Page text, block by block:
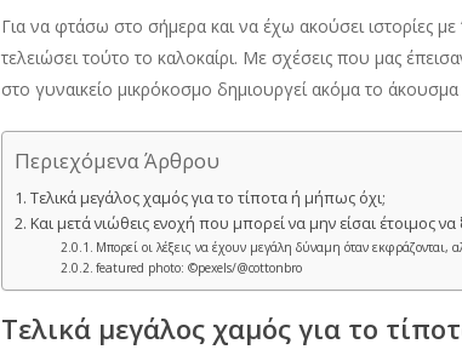
Για να φτάσω στο σήμερα και να έχω ακούσει ιστορίες
τελειώσει τούτο το καλοκαίρι. Με σχέσεις που μας
στο γυναικείο μικρόκοσμο δημιουργεί ακόμα το άκουσμα
Περιεχόμενα Άρθρου
Τελικά μεγάλος χαμός για το τίποτα ή μήπως όχι;
Και μετά νιώθεις ενοχή που μπορεί να μην είσαι έτοιμος να
Μπορεί οι λέξεις να έχουν μεγάλη δύναμη όταν εκφράζονται,
featured photo: ©pexels/@cottonbro
Τελικά μεγάλος χαμός για το